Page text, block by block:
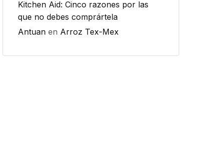
Kitchen Aid: Cinco razones por las
que no debes comprártela
Antuan en Arroz Tex-Mex